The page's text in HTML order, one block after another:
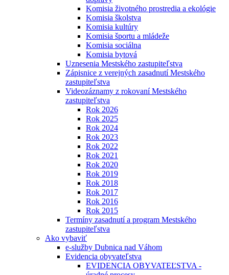
Komisia životného prostredia a ekológie
Komisia školstva
Komisia kultúry
Komisia športu a mládeže
Komisia sociálna
Komisia bytová
Uznesenia Mestského zastupiteľstva
Zápisnice z verejných zasadnutí Mestského
zastupiteľstva
Videozáznamy z rokovaní Mestského
zastupiteľstva
Rok 2026
Rok 2025
Rok 2024
Rok 2023
Rok 2022
Rok 2021
Rok 2020
Rok 2019
Rok 2018
Rok 2017
Rok 2016
Rok 2015
Termíny zasadnutí a program Mestského
zastupiteľstva
Ako vybaviť
e-služby Dubnica nad Váhom
Evidencia obyvateľstva
EVIDENCIA OBYVATEĽSTVA -